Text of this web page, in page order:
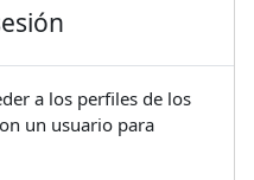
a los perfiles de los
un usuario para